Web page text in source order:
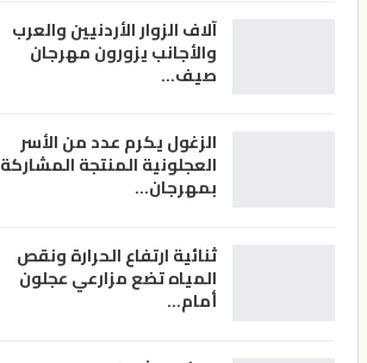
آلاف الزوار الأردنيين والعرب
والأجانب يزورون مهرجان
صيف…
الزغول يكرم عدد من الأسر
العجلونية المنتجة المشاركة
بمهرجان…
ثنائية ارتفاع الحرارة ونقص
المياه تضع مزارعي عجلون
أمام…